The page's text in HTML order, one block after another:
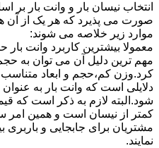
انتخاب نیسان بار و وانت بار بر
صورت می پذیرد که هر یک از آن
موارد زیر خلاصه می شوند:
معمولا بیشترین کاربرد وانت
مهم ترین دلیل آن می توان به
کرد.وزن کم،حجم و ابعاد
دلایلی است که وانت بار به
شود.البته لازم به ذکر است که
کمتر از نیسان است و همین امر
مشتریان برای جابجایی و باربری
نمایند.